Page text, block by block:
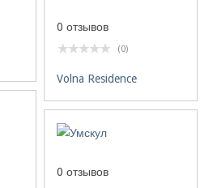
0 отзывов
(0)
Volna Residence
0 отзывов